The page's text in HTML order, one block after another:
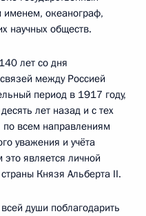
именем, океанограф,
научных обществ.
лет со дня
между Россией
период в 1917 году,
лет назад и с тех
по всем направлениям
уважения и учёта
это является личной
Князя Альберта II.
души поблагодарить